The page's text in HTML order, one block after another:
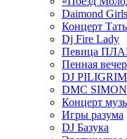
Daimond Girls
Концерт
Dj Fire Lady
Певица
Пенная
DJ PILIGRIM
DMC SIMON
Концерт
Игры разума
DJ Базука